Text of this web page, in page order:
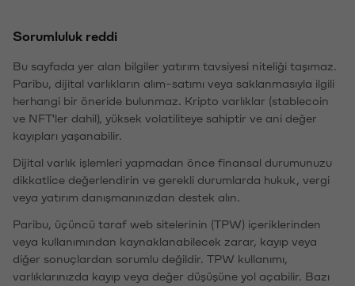
Sorumluluk reddi
Bu sayfada yer alan bilgiler yatırım tavsiyesi niteliği taşımaz.
Paribu, dijital varlıkların alım-satımı veya saklanmasıyla ilgili
herhangi bir öneride bulunmaz. Kripto varlıklar (stablecoin
ve NFT'ler dahil), yüksek volatiliteye sahiptir ve ani değer
kayıpları yaşanabilir.
Dijital varlık işlemleri yapmadan önce finansal durumunuzu
dikkatlice değerlendirin ve gerekli durumlarda hukuk, vergi
veya yatırım danışmanınızdan destek alın.
Paribu, üçüncü taraf web sitelerinin (TPW) içeriklerinden
veya kullanımından kaynaklanabilecek zarar, kayıp veya
diğer sonuçlardan sorumlu değildir. TPW kullanımı,
varlıklarınızda kayıp veya değer düşüşüne yol açabilir. Bazı